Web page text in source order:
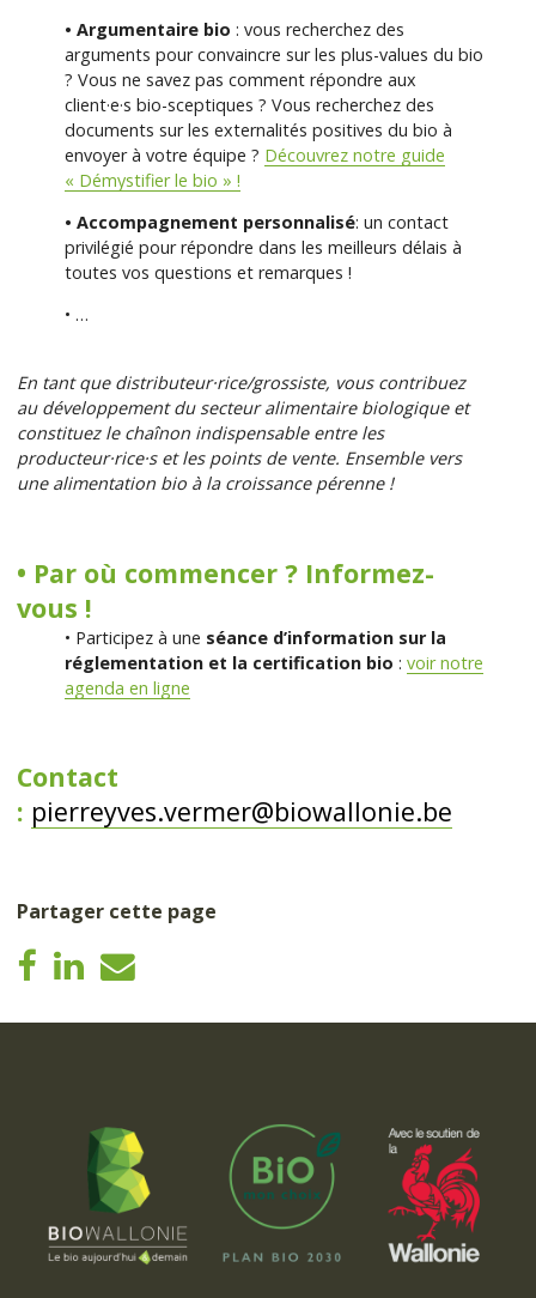
• Argumentaire bio : vous recherchez des
arguments pour convaincre sur les plus-values du bio
? Vous ne savez pas comment répondre aux
client·e·s bio-sceptiques ? Vous recherchez des
documents sur les externalités positives du bio à
envoyer à votre équipe ? Découvrez notre guide
« Démystifier le bio » !
• Accompagnement personnalisé: un contact
privilégié pour répondre dans les meilleurs délais à
toutes vos questions et remarques !
• …
En tant que distributeur·rice/grossiste, vous contribuez
au développement du secteur alimentaire biologique et
constituez le chaînon indispensable entre les
producteur·rice·s et les points de vente. Ensemble vers
une alimentation bio à la croissance pérenne !
• Par où commencer ? Informez-
vous !
• Participez à une séance d’information sur la
réglementation et la certification bio :voir notre
agenda en ligne
Contact
: pierreyves.vermer@biowallonie.be
Partager cette page